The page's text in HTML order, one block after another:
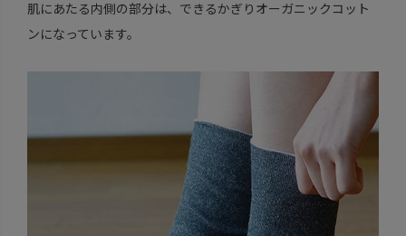
肌にあたる内側の部分は、できるかぎりオーガニックコット
ンになっています。